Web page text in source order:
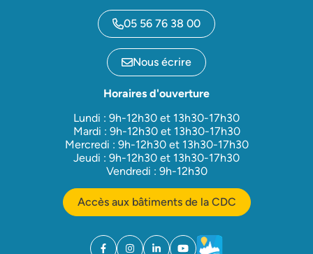
05 56 76 38 00
Nous écrire
Horaires d'ouverture
Lundi : 9h-12h30 et 13h30-17h30
Mardi : 9h-12h30 et 13h30-17h30
Mercredi : 9h-12h30 et 13h30-17h30
Jeudi : 9h-12h30 et 13h30-17h30
Vendredi : 9h-12h30
Accès aux bâtiments de la CDC